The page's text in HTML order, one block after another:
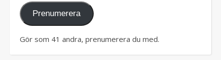
Prenumerera
Gör som 41 andra, prenumerera du med.